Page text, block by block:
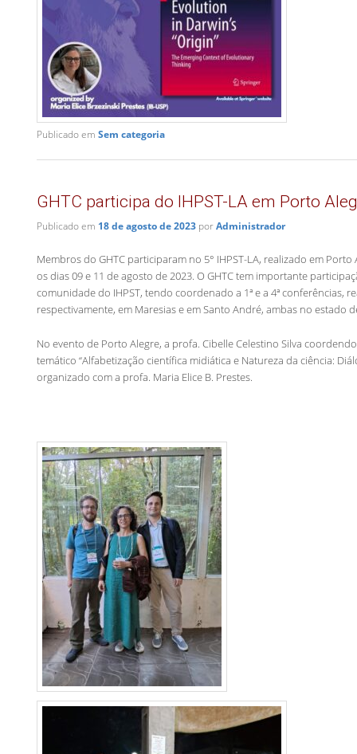
Publicado em Sem categoria
GHTC participa do IHPST-LA em Porto
Publicado em 18 de agosto de 2023 porAdministrador
Membros do GHTC participaram no 5° IHPST-LA, realizado em Porto
os dias 09 e 11 de agosto de 2023. O GHTC tem importante
comunidade do IHPST, tendo coordenado a 1ª e a 4ª conferências,
respectivamente, em Maresias e em Santo André, ambas no estado
No evento de Porto Alegre, a profa. Cibelle Celestino Silva
temático “Alfabetização científica midiática e Natureza da ciência:
organizado com a profa. Maria Elice B. Prestes.